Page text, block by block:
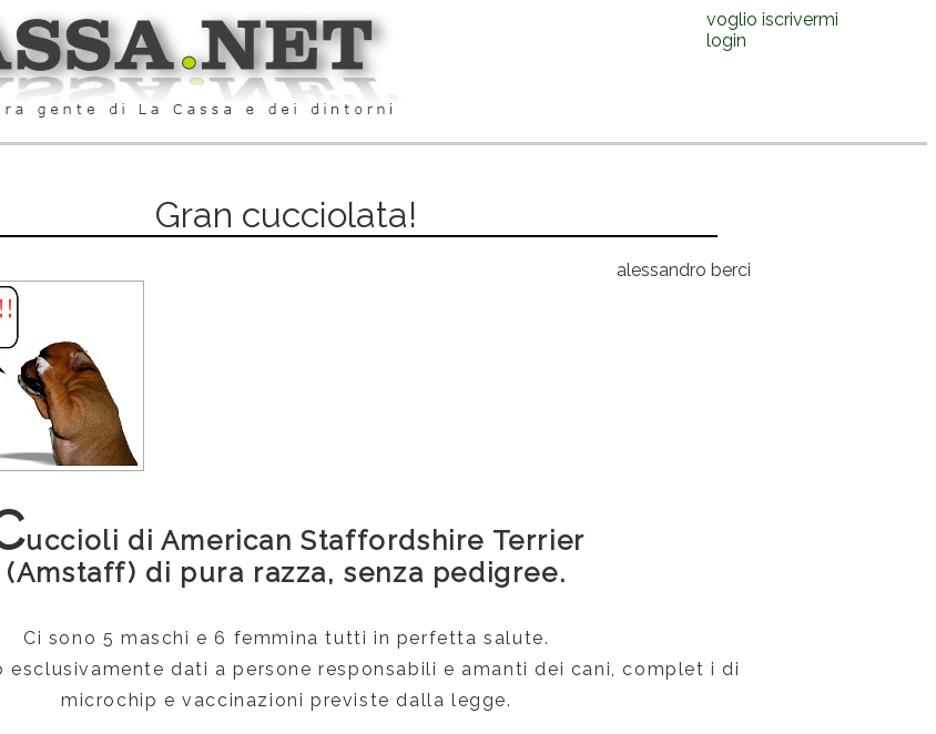
voglio iscrivermi
login
Gran cucciolata!
alessandro berci
uccioli di American Staffordshire Terrier
(Amstaff) di pura razza, senza pedigree.
Ci sono 5 maschi e 6 femmina tutti in perfetta salute.
esclusivamente dati a persone responsabili e amanti dei cani, complet i di
microchip e vaccinazioni previste dalla legge.